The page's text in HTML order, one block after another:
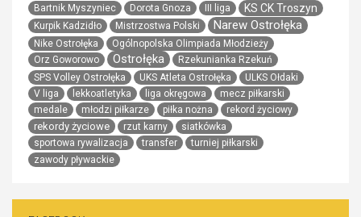
Bartnik Myszyniec Dorota Gnoza III liga KS CK Troszyn
Kurpik Kadzidło Mistrzostwa Polski Narew Ostrołęka
Nike Ostrołęka
Ogólnopolska Olimpiada Młodzieży
Orz Goworowo
Ostrołęka
Rzekunianka Rzekuń
SPS Volley Ostrołęka
UKS Atleta Ostrołęka
ULKS Ołdaki
V liga
lekkoatletyka liga okręgowa
mecz piłkarski
medale
młodzi piłkarze piłka nożna rekord życiowy
rekordy życiowe rzut karny
siatkówka
sportowa rywalizacja
transfer
turniej piłkarski
zawody pływackie